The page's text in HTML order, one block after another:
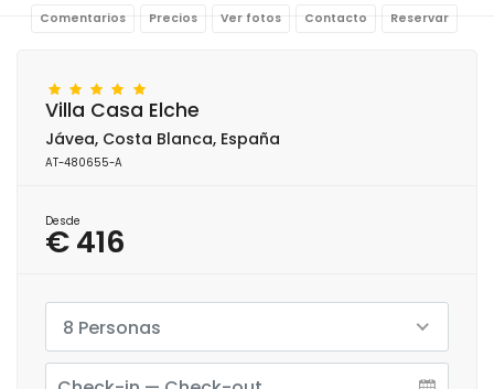
Comentarios Precios Ver fotos Contacto Reservar
Villa Casa Elche
Jávea, Costa Blanca, España
AT-480655-A
Desde
€ 416
8 Personas